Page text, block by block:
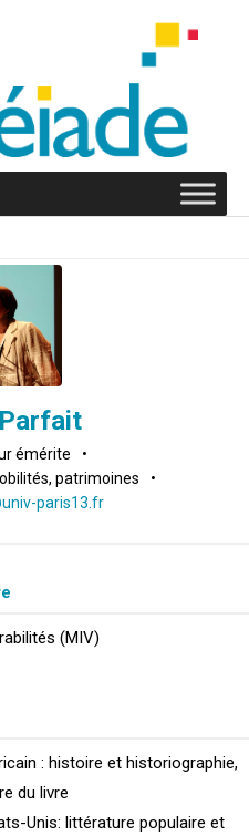
émérite
•
patrimoines
•
paris13.fr
(MIV)
: histoire et historiographie,
du livre
Unis: littérature populaire et